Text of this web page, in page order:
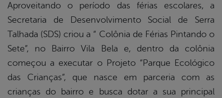
Aproveitando o período das férias escolares, a
Secretaria de Desenvolvimento Social de Serra
Talhada (SDS) criou a “ Colônia de Férias Pintando o
Sete”, no Bairro Vila Bela e, dentro da colônia
começou a executar o Projeto “Parque Ecológico
das Crianças”, que nasce em parceria com as
crianças do bairro e busca dotar a sua principal